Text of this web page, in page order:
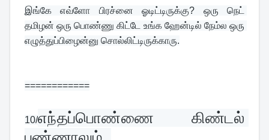
இங்கே எவ்ளோ பிரச்னை ஓடிட்டிருக்கு? ஒரு நெட்
தமிழன் ஒரு பொண்ணு கிட்டே உங்க ஹேன்டில் நேம்ல ஒரு
எழுத்துப்பிழைன்னு சொல்லிட்டிருக்காரு.
============
10/எந்தப்பொண்ணை கிண்டல்